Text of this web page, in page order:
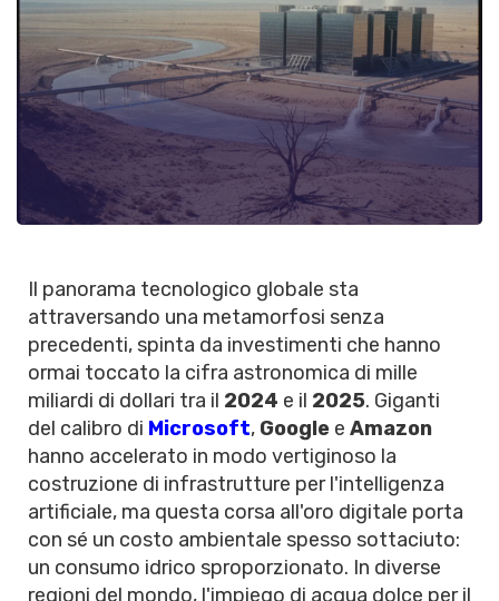
Il panorama tecnologico globale sta
attraversando una metamorfosi senza
precedenti, spinta da investimenti che hanno
ormai toccato la cifra astronomica di mille
miliardi di dollari tra il 2024 e il 2025. Giganti
del calibro di Microsoft, Google e Amazon
hanno accelerato in modo vertiginoso la
costruzione di infrastrutture per l'intelligenza
artificiale, ma questa corsa all'oro digitale porta
con sé un costo ambientale spesso sottaciuto:
un consumo idrico sproporzionato. In diverse
regioni del mondo, l'impiego di acqua dolce per il